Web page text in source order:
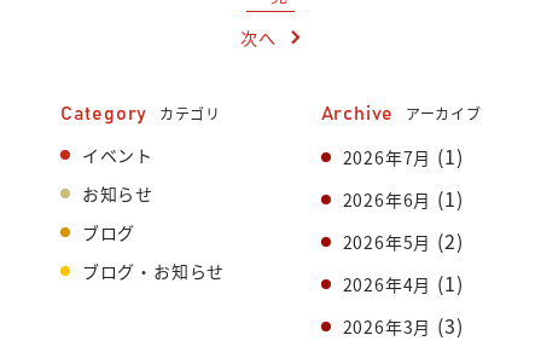
Category カテゴリ
イベント
お知らせ
ブログ
ブログ・お知らせ
Archive アーカイブ
2026年7月 (1)
2026年6月 (1)
2026年5月 (2)
2026年4月 (1)
2026年3月 (3)
次へ